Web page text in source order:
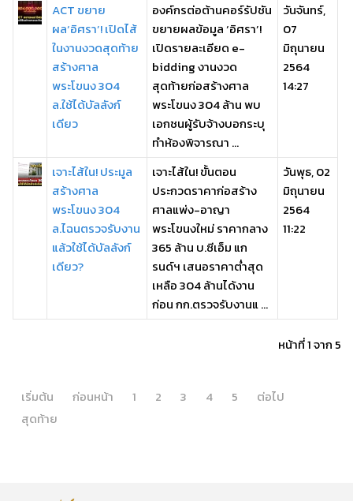
ACT ขยาย
ผล‘อิศรา’! เปิดไส้
ในงานงวดสุดท้าย
สร้างศาล
พระโขนง 304
ล.ใช้ได้บัลลังก์
เดียว
องค์กรต่อต้านคอร์รัปชัน
ขยายผลข้อมูล ‘อิศรา’!
เปิดรายละเอียด e-
bidding งานงวด
สุดท้ายก่อสร้างศาล
พระโขนง 304 ล้าน พบ
เอกชนผู้รับจ้างบอกระบุ
ทำห้องพิจารณา ...
วันจันทร์,
07
มิถุนายน
2564
14:27
เจาะไส้ใน! ประมูล
สร้างศาล
พระโขนง 304
ล.ไฉนตรวจรับงาน
แล้วใช้ได้บัลลังก์
เดียว?
เจาะไส้ใน! ขั้นตอน
ประกวดราคาก่อสร้าง
ศาลแพ่ง-อาญา
พระโขนงใหม่ ราคากลาง
365 ล้าน บ.ซีเอ็ม แก
รนด์ฯ เสนอราคาต่ำสุด
เหลือ 304 ล้านได้งาน
ก่อน กก.ตรวจรับงานแ ...
วันพุธ, 02
มิถุนายน
2564
11:22
หน้าที่ 1 จาก 5
เริ่มต้น ก่อนหน้า 1 2 3 4 5
ต่อไป
สุดท้าย